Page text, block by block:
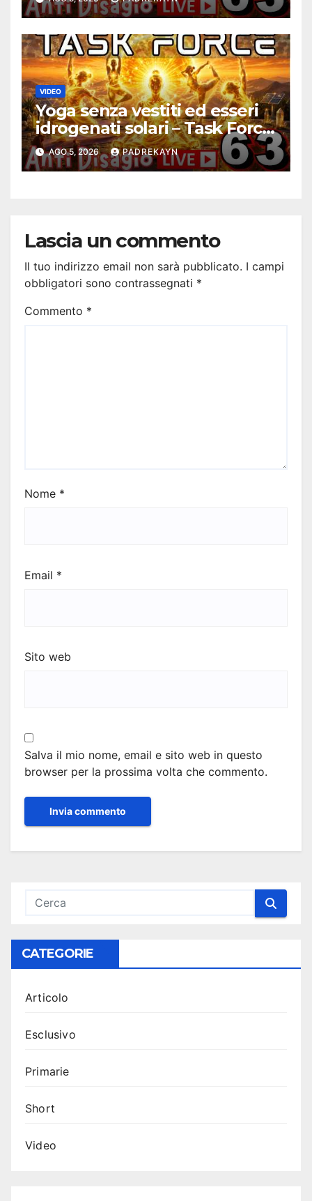
VIDEO
Yoga senza vestiti ed esseri
idrogenati solari – Task Force
Antidisagio 63
AGO 5, 2026 PADREKAYN
Lascia un commento
Il tuo indirizzo email non sarà pubblicato. I campi
obbligatori sono contrassegnati *
Commento *
Nome *
Email *
Sito web
Salva il mio nome, email e sito web in questo
browser per la prossima volta che commento.
CATEGORIE
Articolo
Esclusivo
Primarie
Short
Video